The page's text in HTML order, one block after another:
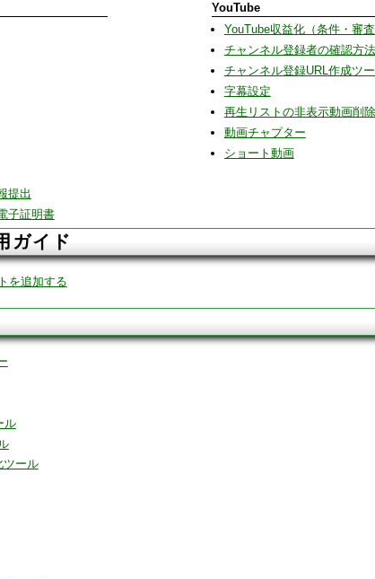
提出
子証明書
YouTube
YouTube収益化（条件・審査
チャンネル登録者の確認方法
チャンネル登録URL作成ツ
字幕設定
再生リストの非表示動画削除
動画チャプター
ショート動画
ガイド
を追加する
ル
ツール